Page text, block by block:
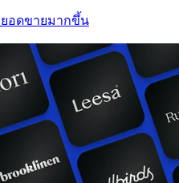
อดขายมากขึ้น